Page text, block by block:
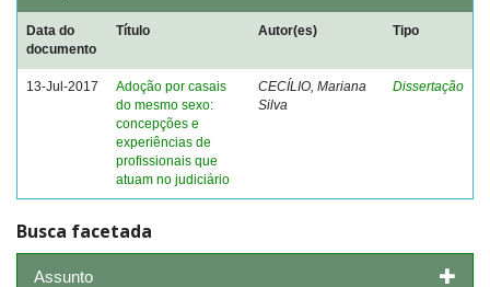
Data do
documento
Título Autor(es) Tipo
13-Jul-2017
Adoção por casais
do mesmo sexo:
concepções e
experiências de
profissionais que
atuam no judiciário
CECÍLIO, Mariana
Silva
Dissertação
Busca facetada
Assunto